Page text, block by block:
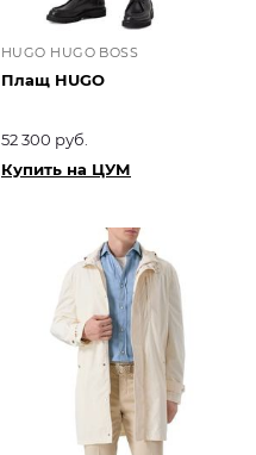
HUGO HUGO BOSS
Плащ HUGO
52 300 руб.
Купить на ЦУМ